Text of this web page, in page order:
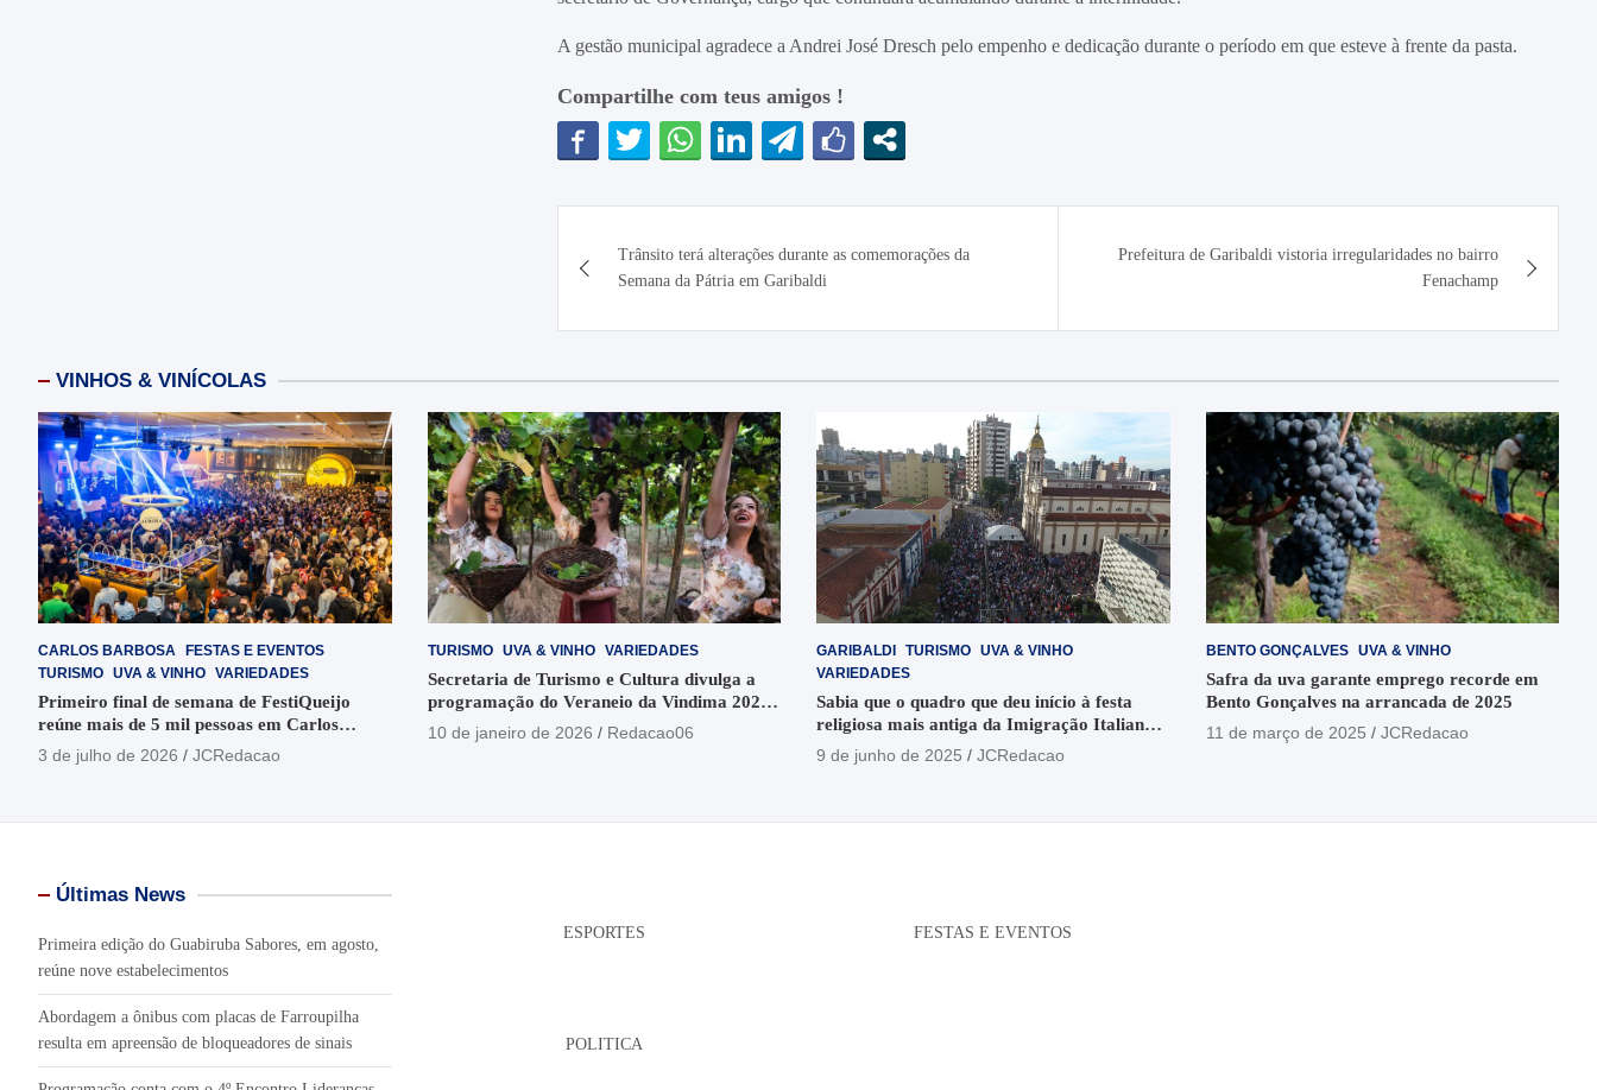
A gestão municipal agradece a Andrei José Dresch pelo empenho e dedicação durante o período em que esteve à frente da pasta.
Compartilhe com teus amigos !
de
Post
Trânsito terá alterações durante as comemorações da
Semana da Pátria em Garibaldi
Prefeitura de Garibaldi vistoria irregularidades no bairro
Fenachamp
VINHOS & VINÍCOLAS
CARLOS BARBOSA
FESTAS E EVENTOS
TURISMO UVA & VINHO VARIEDADES
Primeiro final de semana de FestiQueijo
reúne mais de 5 mil pessoas em Carlos
Barbosa
3 de julho de 2026 JCRedacao
TURISMO UVA & VINHO VARIEDADES
Secretaria de Turismo e Cultura divulga a
programação do Veraneio da Vindima 2026
em Garibaldi
10 de janeiro de 2026 Redacao06
GARIBALDI TURISMO UVA & VINHO
VARIEDADES
Sabia que o quadro que deu início à festa
religiosa mais antiga da Imigração Italiana
está no Santuário Santo Antônio
9 de junho de 2025 JCRedacao
BENTO GONÇALVES UVA & VINHO
Safra da uva garante emprego recorde em
Bento Gonçalves na arrancada de 2025
11 de março de 2025
JCRedacao
Últimas News
Primeira edição do Guabiruba Sabores, em agosto,
reúne nove estabelecimentos
Abordagem a ônibus com placas de Farroupilha
resulta em apreensão de bloqueadores de sinais
ESPORTES
POLITICA
FESTAS E EVENTOS